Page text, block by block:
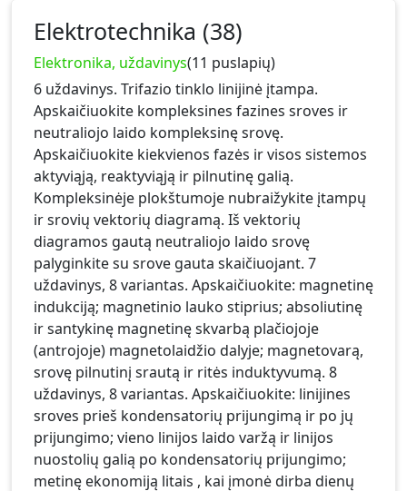
Elektrotechnika (38)
Elektronika, uždavinys(11 puslapių)
6 uždavinys. Trifazio tinklo linijinė įtampa.
Apskaičiuokite kompleksines fazines sroves ir
neutraliojo laido kompleksinę srovę.
Apskaičiuokite kiekvienos fazės ir visos sistemos
aktyviąją, reaktyviąją ir pilnutinę galią.
Kompleksinėje plokštumoje nubraižykite įtampų
ir srovių vektorių diagramą. Iš vektorių
diagramos gautą neutraliojo laido srovę
palyginkite su srove gauta skaičiuojant. 7
uždavinys, 8 variantas. Apskaičiuokite: magnetinę
indukciją; magnetinio lauko stiprius; absoliutinę
ir santykinę magnetinę skvarbą plačiojoje
(antrojoje) magnetolaidžio dalyje; magnetovarą,
srovę pilnutinį srautą ir ritės induktyvumą. 8
uždavinys, 8 variantas. Apskaičiuokite: linijines
sroves prieš kondensatorių prijungimą ir po jų
prijungimo; vieno linijos laido varžą ir linijos
nuostolių galią po kondensatorių prijungimo;
metinę ekonomiją litais , kai įmonė dirba dienų